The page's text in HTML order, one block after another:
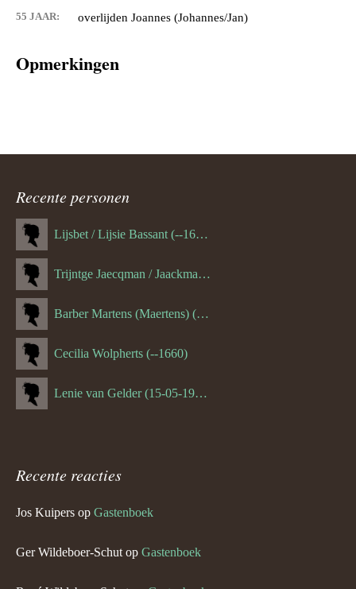
55 JAAR: overlijden Joannes (Johannes/Jan)
Opmerkingen
Recente personen
Lijsbet / Lijsie Bassant (--1687)
Trijntge Jaecqman / Jaackman (--1651)
Barber Martens (Maertens) (--1658)
Cecilia Wolpherts (--1660)
Lenie van Gelder (15-05-1970)
Recente reacties
Jos Kuipers op Gastenboek
Ger Wildeboer-Schut op Gastenboek